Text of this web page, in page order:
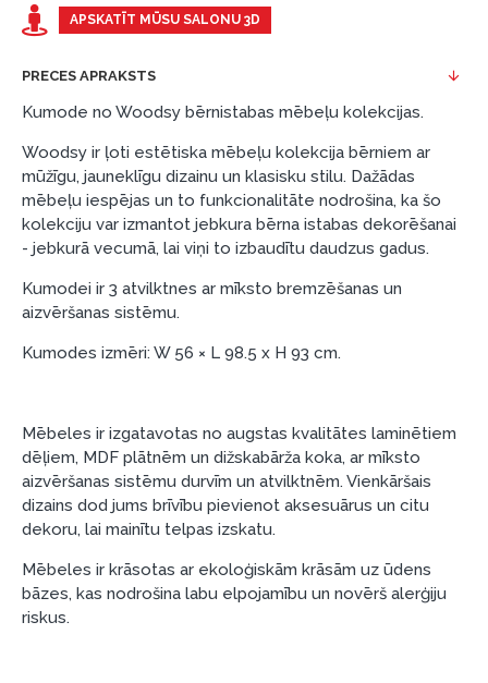
priekšrocības bez pirmās iemaksas un ar nomaksas
termiņu līdz 12 mēnešiem.
Piemērs: Preces cena 300 €, termiņš: 12 mēneši,
pirmā iemaksa: 0 €, ikmēneša maksājums: 25 €,
kopējā pārmaksa: 0 €.
Līzingu un nomaksu varat noformēt arī apmeklējot mūsu
salonu Dārzciema ielā 91, Rīga, Latvija.
Dokumentu prasības:
nepieciešams Smart-ID, eParaksts eID, eParaksts
eID mobile, ESTO konts vai banka Swedbank,
Luminor, SEB vai Citadele).
Līzinga līgumu drīkst parakstīt tikai tā persona,
kura ir norādīta kredīta saņemšanas līgumā.
Papildu informācija:
Pirms kredīta noformēšanas, lūdzam iepazīties ar
garantijas un atgriesanas noteikumiem.
Finansiālā atbildība:
APSKATĪT MŪSU SALONU 3D
PRECES APRAKSTS
Kumode no Woodsy bērnistabas mēbeļu kolekcijas.
Woodsy ir ļoti estētiska mēbeļu kolekcija bērniem ar
mūžīgu, jauneklīgu dizainu un klasisku stilu. Dažādas
mēbeļu iespējas un to funkcionalitāte nodrošina, ka šo
kolekciju var izmantot jebkura bērna istabas dekorēšanai
- jebkurā vecumā, lai viņi to izbaudītu daudzus gadus.
Kumodei ir 3 atvilktnes ar mīksto bremzēšanas un
aizvēršanas sistēmu.
Kumodes izmēri: W 56 × L 98.5 x H 93 cm.
Mēbeles ir izgatavotas no augstas kvalitātes laminētiem
dēļiem, MDF plātnēm un dižskabārža koka, ar mīksto
aizvēršanas sistēmu durvīm un atvilktnēm. Vienkāršais
dizains dod jums brīvību pievienot aksesuārus un citu
dekoru, lai mainītu telpas izskatu.
Mēbeles ir krāsotas ar ekoloģiskām krāsām uz ūdens
bāzes, kas nodrošina labu elpojamību un novērš alerģiju
riskus.